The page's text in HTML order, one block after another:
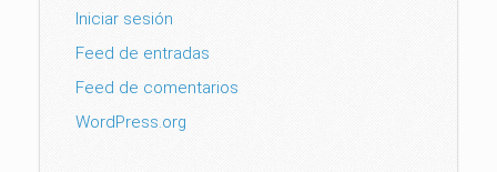
Iniciar sesión
Feed de entradas
Feed de comentarios
WordPress.org